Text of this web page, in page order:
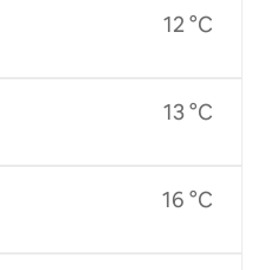
12 °C
13 °C
16 °C